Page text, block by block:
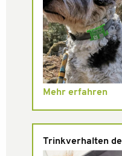
Mehr erfahren
Trinkverhalten